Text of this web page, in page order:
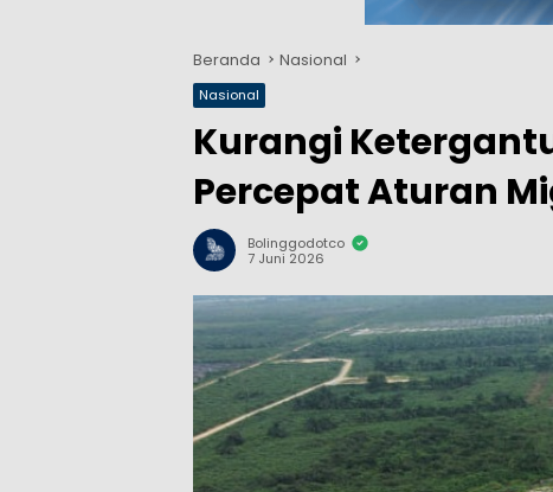
Beranda Nasional
Nasional
Kurangi
Percepat Aturan
Bolinggodotco
7 Juni 2026